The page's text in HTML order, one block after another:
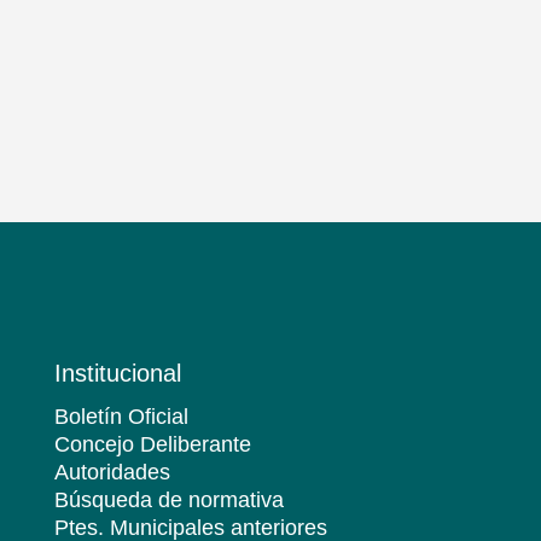
Institucional
Boletín Oficial
Concejo Deliberante
Autoridades
Búsqueda de normativa
Ptes. Municipales anteriores